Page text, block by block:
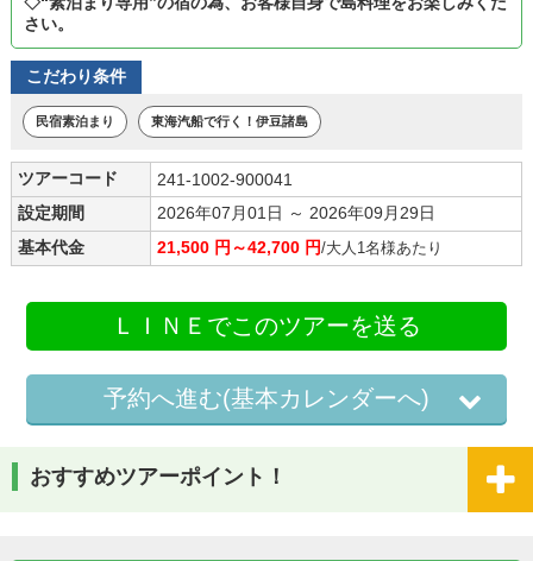
さい。
こだわり条件
民宿素泊まり 東海汽船で行く！伊豆諸島
ツアーコード
241-1002-900041
設定期間
2026年07月01日 ～ 2026年09月29日
基本代金
21,500 円～42,700 円/大人1名様あたり
ＬＩＮＥでこのツアーを送る
予約へ進む(基本カレンダーへ)
おすすめツアーポイント！